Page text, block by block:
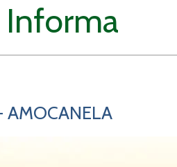
Informa
AMOCANELA